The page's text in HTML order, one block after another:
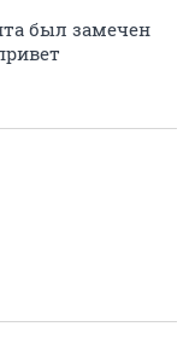
был замечен